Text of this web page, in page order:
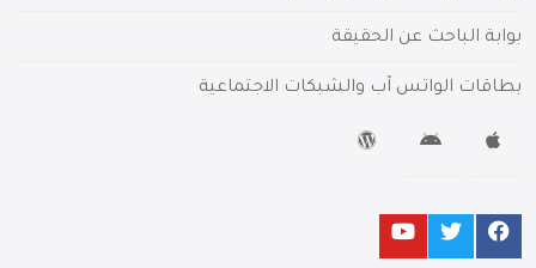
بوابة الباحث عن الحقيقة
بطاقات الواتس آب والشبكات الاجتماعية